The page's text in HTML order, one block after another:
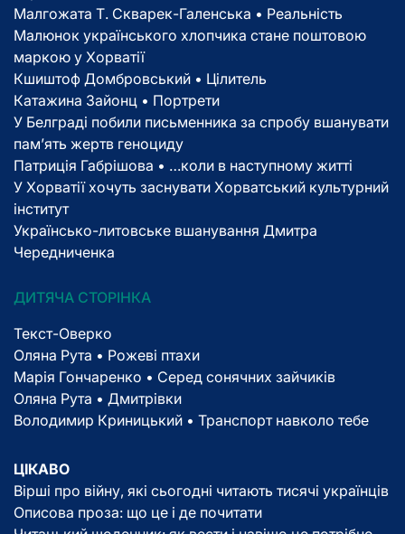
Малгожата Т. Скварек-Галенська • Реальність
Малюнок українського хлопчика стане поштовою
маркою у Хорватії
Кшиштоф Домбровський • Цілитель
Катажина Зайонц • Портрети
У Белграді побили письменника за спробу вшанувати
пам’ять жертв геноциду
Патриція Габрішова • …коли в наступному житті
У Хорватії хочуть заснувати Хорватський культурний
інститут
Українсько-литовське вшанування Дмитра
Чередниченка
ДИТЯЧА СТОРІНКА
Текст-Оверко
Оляна Рута • Рожеві птахи
Марія Гончаренко • Серед сонячних зайчиків
Оляна Рута • Дмитрівки
Володимир Криницький • Транспорт навколо тебе
ЦІКАВО
Вірші про війну, які сьогодні читають тисячі українців
Описова проза: що це і де почитати